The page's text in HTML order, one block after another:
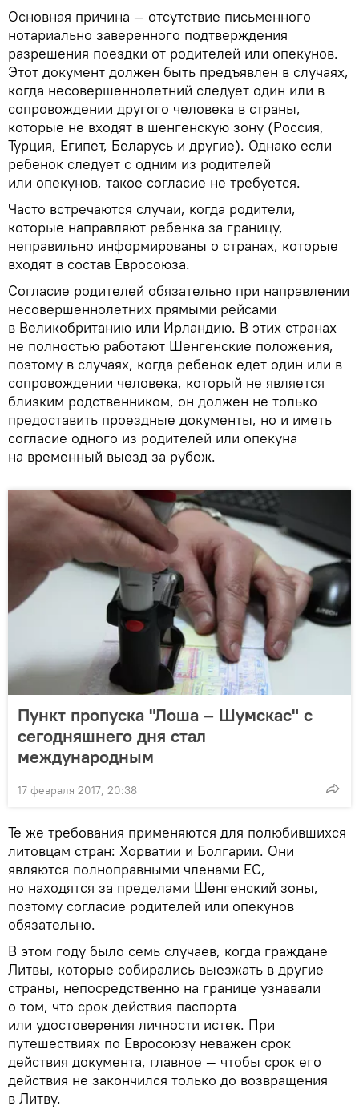
Основная причина — отсутствие письменного
нотариально заверенного подтверждения
разрешения поездки от родителей или опекунов.
Этот документ должен быть предъявлен в случаях,
когда несовершеннолетний следует один или в
сопровождении другого человека в страны,
которые не входят в шенгенскую зону (Россия,
Турция, Египет, Беларусь и другие). Однако если
ребенок следует с одним из родителей
или опекунов, такое согласие не требуется.
Часто встречаются случаи, когда родители,
которые направляют ребенка за границу,
неправильно информированы о странах, которые
входят в состав Евросоюза.
Согласие родителей обязательно при направлении
несовершеннолетних прямыми рейсами
в Великобританию или Ирландию. В этих странах
не полностью работают Шенгенские положения,
поэтому в случаях, когда ребенок едет один или в
сопровождении человека, который не является
близким родственником, он должен не только
предоставить проездные документы, но и иметь
согласие одного из родителей или опекуна
на временный выезд за рубеж.
Пункт пропуска "Лоша – Шумскас" с
сегодняшнего дня стал
международным
17 февраля 2017, 20:38
Те же требования применяются для полюбившихся
литовцам стран: Хорватии и Болгарии. Они
являются полноправными членами ЕС,
но находятся за пределами Шенгенский зоны,
поэтому согласие родителей или опекунов
обязательно.
В этом году было семь случаев, когда граждане
Литвы, которые собирались выезжать в другие
страны, непосредственно на границе узнавали
о том, что срок действия паспорта
или удостоверения личности истек. При
путешествиях по Евросоюзу неважен срок
действия документа, главное — чтобы срок его
действия не закончился только до возвращения
в Литву.